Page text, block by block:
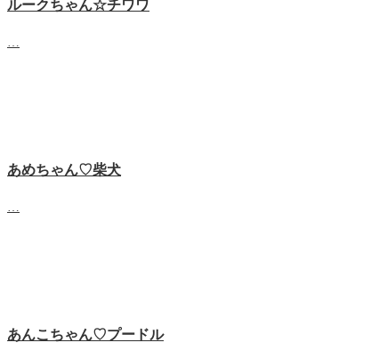
ルークちゃん☆チワワ
あめちゃん♡‬柴犬
あんこちゃん♡‬プードル